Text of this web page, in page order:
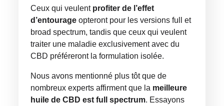
Ceux qui veulent profiter de l’effet
d’entourage opteront pour les versions full et
broad spectrum, tandis que ceux qui veulent
traiter une maladie exclusivement avec du
CBD préféreront la formulation isolée.
Nous avons mentionné plus tôt que de
nombreux experts affirment que la meilleure
huile de CBD est full spectrum. Essayons